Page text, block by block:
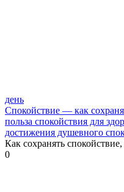
день
Спокойствие — как
польза спокойствия для
достижения душевного
Как сохранять
0